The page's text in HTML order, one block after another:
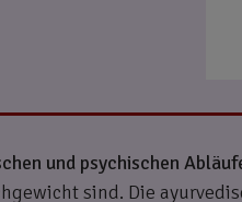
und psychischen
sind. Die